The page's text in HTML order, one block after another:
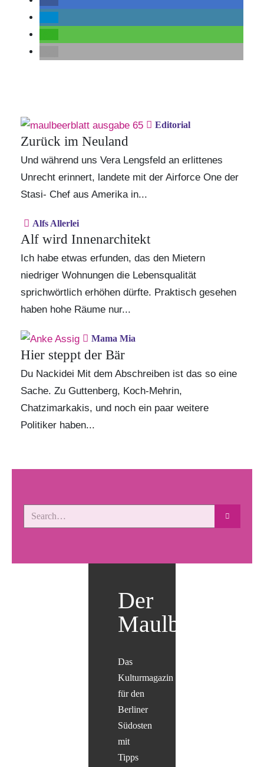
Editorial
Zurück im Neuland
Und während uns Vera Lengsfeld an erlittenes
Unrecht erinnert, landete mit der Airforce One der
Stasi- Chef aus Amerika in...
Alfs Allerlei
Alf wird Innenarchitekt
Ich habe etwas erfunden, das den Mietern
niedriger Wohnungen die Lebensqualität
sprichwörtlich erhöhen dürfte. Praktisch gesehen
haben hohe Räume nur...
Mama Mia
Hier steppt der Bär
Du Nackidei Mit dem Abschreiben ist das so eine
Sache. Zu Guttenberg, Koch-Mehrin,
Chatzimarkakis, und noch ein paar weitere
Politiker haben...
Der
Maulbär
Das
Kulturmagazin
für den
Berliner
Südosten
mit
Tipps